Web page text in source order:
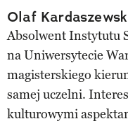
Olaf
Absolwent Instytutu
na Uniwersytecie
magisterskiego
samej uczelni.
kulturowymi